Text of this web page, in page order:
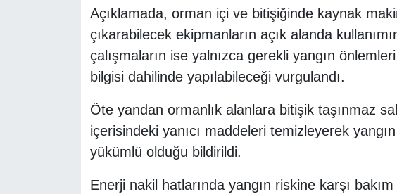
Açıklamada, orman içi ve bitişiğinde kaynak
çıkarabilecek ekipmanların açık alanda
çalışmaların ise yalnızca gerekli yangın
bilgisi dahilinde yapılabileceği vurgulandı.
Öte yandan ormanlık alanlara bitişik taşınmaz
içerisindeki yanıcı maddeleri temizleyerek
yükümlü olduğu bildirildi.
Enerji nakil hatlarında yangın riskine karşı